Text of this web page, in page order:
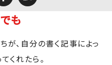
も
、自分の書く記事によっ
くれたら。